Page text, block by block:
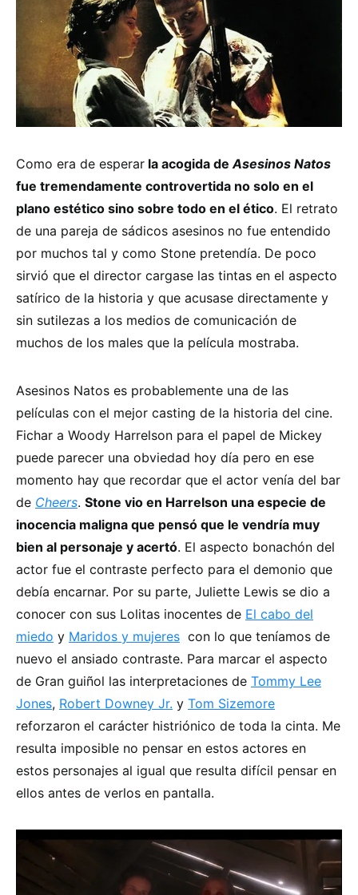
Como era de esperar la acogida de Asesinos Natos
fue tremendamente controvertida no solo en el
plano estético sino sobre todo en el ético. El retrato
de una pareja de sádicos asesinos no fue entendido
por muchos tal y como Stone pretendía. De poco
sirvió que el director cargase las tintas en el aspecto
satírico de la historia y que acusase directamente y
sin sutilezas a los medios de comunicación de
muchos de los males que la película mostraba.
Asesinos Natos es probablemente una de las
películas con el mejor casting de la historia del cine.
Fichar a Woody Harrelson para el papel de Mickey
puede parecer una obviedad hoy día pero en ese
momento hay que recordar que el actor venía del bar
de Cheers. Stone vio en Harrelson una especie de
inocencia maligna que pensó que le vendría muy
bien al personaje y acertó. El aspecto bonachón del
actor fue el contraste perfecto para el demonio que
debía encarnar. Por su parte, Juliette Lewis se dio a
conocer con sus Lolitas inocentes de El cabo del
miedo y Maridos y mujeres con lo que teníamos de
nuevo el ansiado contraste. Para marcar el aspecto
de Gran guiñol las interpretaciones de Tommy Lee
Jones, Robert Downey Jr. y Tom Sizemore
reforzaron el carácter histriónico de toda la cinta. Me
resulta imposible no pensar en estos actores en
estos personajes al igual que resulta difícil pensar en
ellos antes de verlos en pantalla.